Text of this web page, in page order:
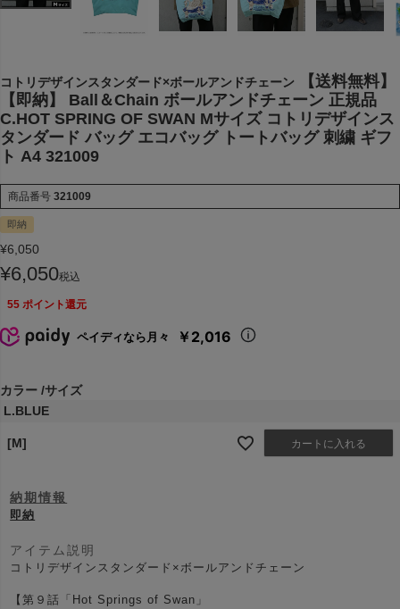
コトリデザインスタンダード×ボールアンドチェーン
【送料無料】
【即納】 Ball＆Chain ボールアンドチェーン 正規品
C.HOT SPRING OF SWAN Mサイズ コトリデザインス
タンダード バッグ エコバッグ トートバッグ 刺繍 ギフ
ト A4 321009
商品番号 321009
即納
¥6,050
¥6,050税込
55 ポイント還元
ペイディなら月々 ￥2,016
カラー サイズ
L.BLUE
[M] カートに入れる
納期情報
即納
アイテム説明
コトリデザインスタンダード×ボールアンドチェーン
【第９話「Hot Springs of Swan」